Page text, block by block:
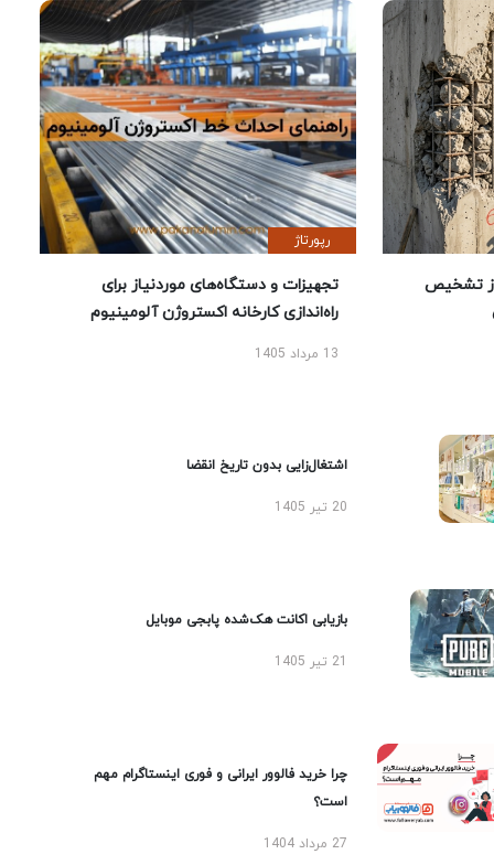
تشخیص
رپورتاژ
تجهیزات و دستگاه‌های موردنیاز برای
راه‌اندازی کارخانه اکستروژن آلومینیوم
13 مرداد 1405
اشتغال‌زایی بدون تاریخ انقضا
20 تیر 1405
بازیابی اکانت هک‌شده پابجی موبایل
چرا خرید فالوور ایرانی و فوری اینستاگرام مهم
است؟
27 مرداد 1404